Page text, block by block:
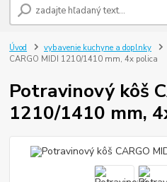
Úvod vybavenie kuchyne a doplnky
CARGO MIDI 1210/1410 mm, 4x polica
Potravinový kôš
1210/1410 mm,